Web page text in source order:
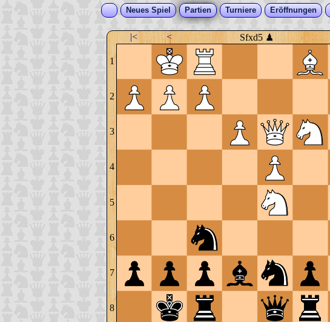
Neues Spiel Partien Turniere Eröffnungen
|< < Sfxd5 ♟
1
2
3
4
5
6
7
8